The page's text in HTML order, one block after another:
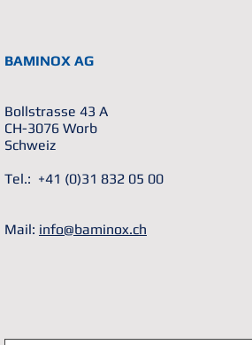
BAMINOX AG
Bollstrasse 43 A
CH-3076 Worb
Schweiz
Tel.: +41 (0)31 832 05 00
Mail: info@baminox.ch